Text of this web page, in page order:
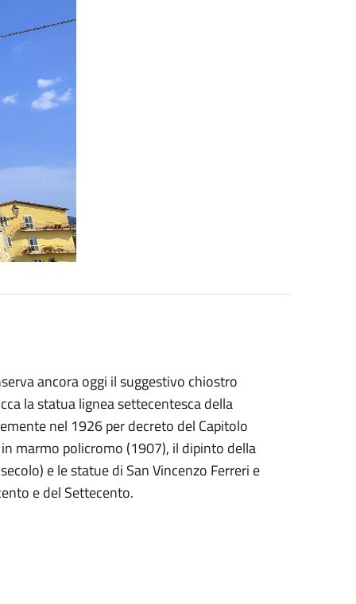
ancora oggi il suggestivo chiostro
la statua lignea settecentesca della
nel 1926 per decreto del Capitolo
marmo policromo (1907), il dipinto della
e le statue di San Vincenzo Ferreri e
e del Settecento.